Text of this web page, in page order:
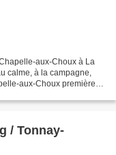
aux-Choux à La
calme, à la campagne,
aux-Choux première
/ Tonnay-